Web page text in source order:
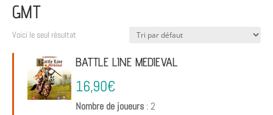
GMT
Voici le seul résultat
BATTLE LINE MEDIEVAL
16,90€
Nombre de joueurs : 2